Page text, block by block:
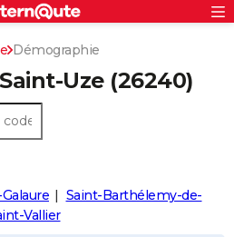
S'inscrire
Connexion
Démographie
Uze(26240)
Saint-Barthélemy-de-
Vallier